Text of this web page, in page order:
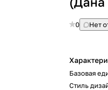
0 Нет
Базовая
Стиль